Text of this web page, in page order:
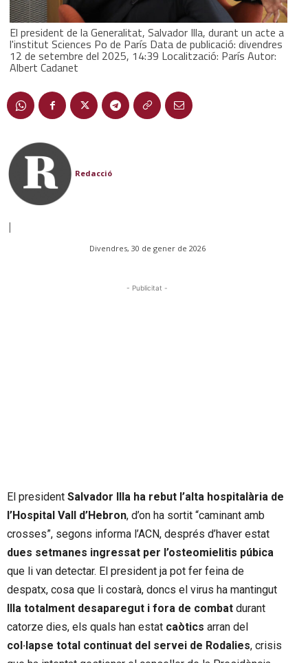
El president de la Generalitat, Salvador Illa, durant un acte a
l'institut Sciences Po de París Data de publicació: divendres
12 de setembre del 2025, 14:39 Localització: París Autor:
Albert Cadanet
Redacció
|
Divendres, 30 de gener de 2026
- Publicitat -
El president Salvador Illa ha rebut l’alta hospitalària de
l’Hospital Vall d’Hebron, d’on ha sortit “caminant amb
crosses”, segons informa l’ACN, després d’haver estat
dues setmanes ingressat per l’osteomielitis púbica
que li van detectar. El president ja pot fer feina de
despatx, cosa que li costarà, doncs el virus ha mantingut
Illa totalment desaparegut i fora de combat durant
catorze dies, els quals han estat caòtics arran del
col·lapse total continuat del servei de Rodalies, crisis